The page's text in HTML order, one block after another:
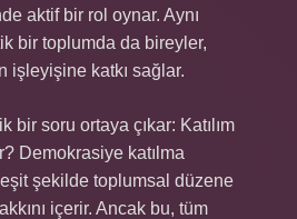
aktif bir rol oynar. Aynı
bir toplumda da bireyler,
işleyişine katkı sağlar.
bir soru ortaya çıkar: Katılım
Demokrasiye katılma
şekilde toplumsal düzene
içerir. Ancak bu, tüm